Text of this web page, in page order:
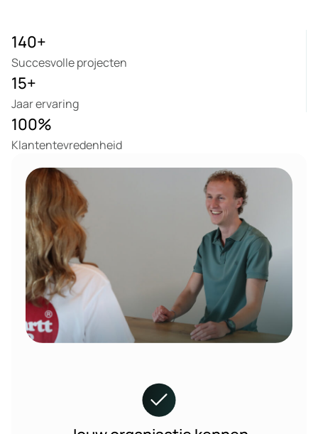
Succesvolle projecten
140+
Jaar ervaring
15+
Klantentevredenheid
100%